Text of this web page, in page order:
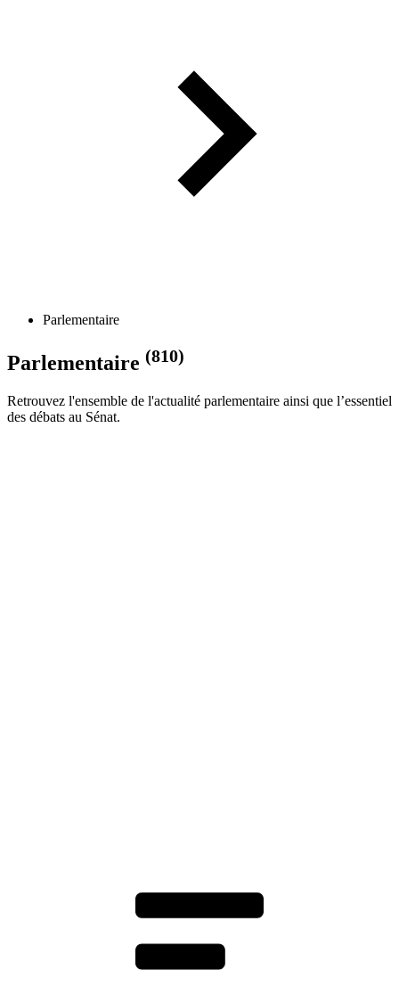
Parlementaire
Parlementaire (810)
Retrouvez l'ensemble de l'actualité parlementaire ainsi que l’essentiel
des débats au Sénat.